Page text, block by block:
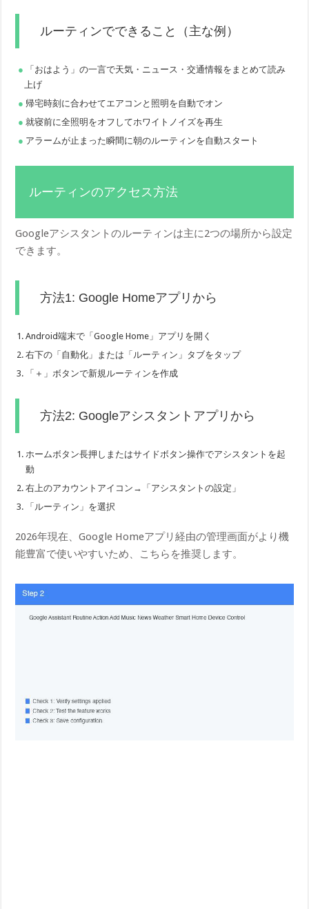
ルーティンでできること（主な例）
「おはよう」の一言で天気・ニュース・交通情報をまとめて読み
上げ
帰宅時刻に合わせてエアコンと照明を自動でオン
就寝前に全照明をオフしてホワイトノイズを再生
アラームが止まった瞬間に朝のルーティンを自動スタート
ルーティンのアクセス方法
Googleアシスタントのルーティンは主に2つの場所から設定
できます。
方法1: Google Homeアプリから
Android端末で「Google Home」アプリを開く
右下の「自動化」または「ルーティン」タブをタップ
「＋」ボタンで新規ルーティンを作成
方法2: Googleアシスタントアプリから
ホームボタン長押しまたはサイドボタン操作でアシスタントを起
動
右上のアカウントアイコン→「アシスタントの設定」
「ルーティン」を選択
2026年現在、Google Homeアプリ経由の管理画面がより機
能豊富で使いやすいため、こちらを推奨します。